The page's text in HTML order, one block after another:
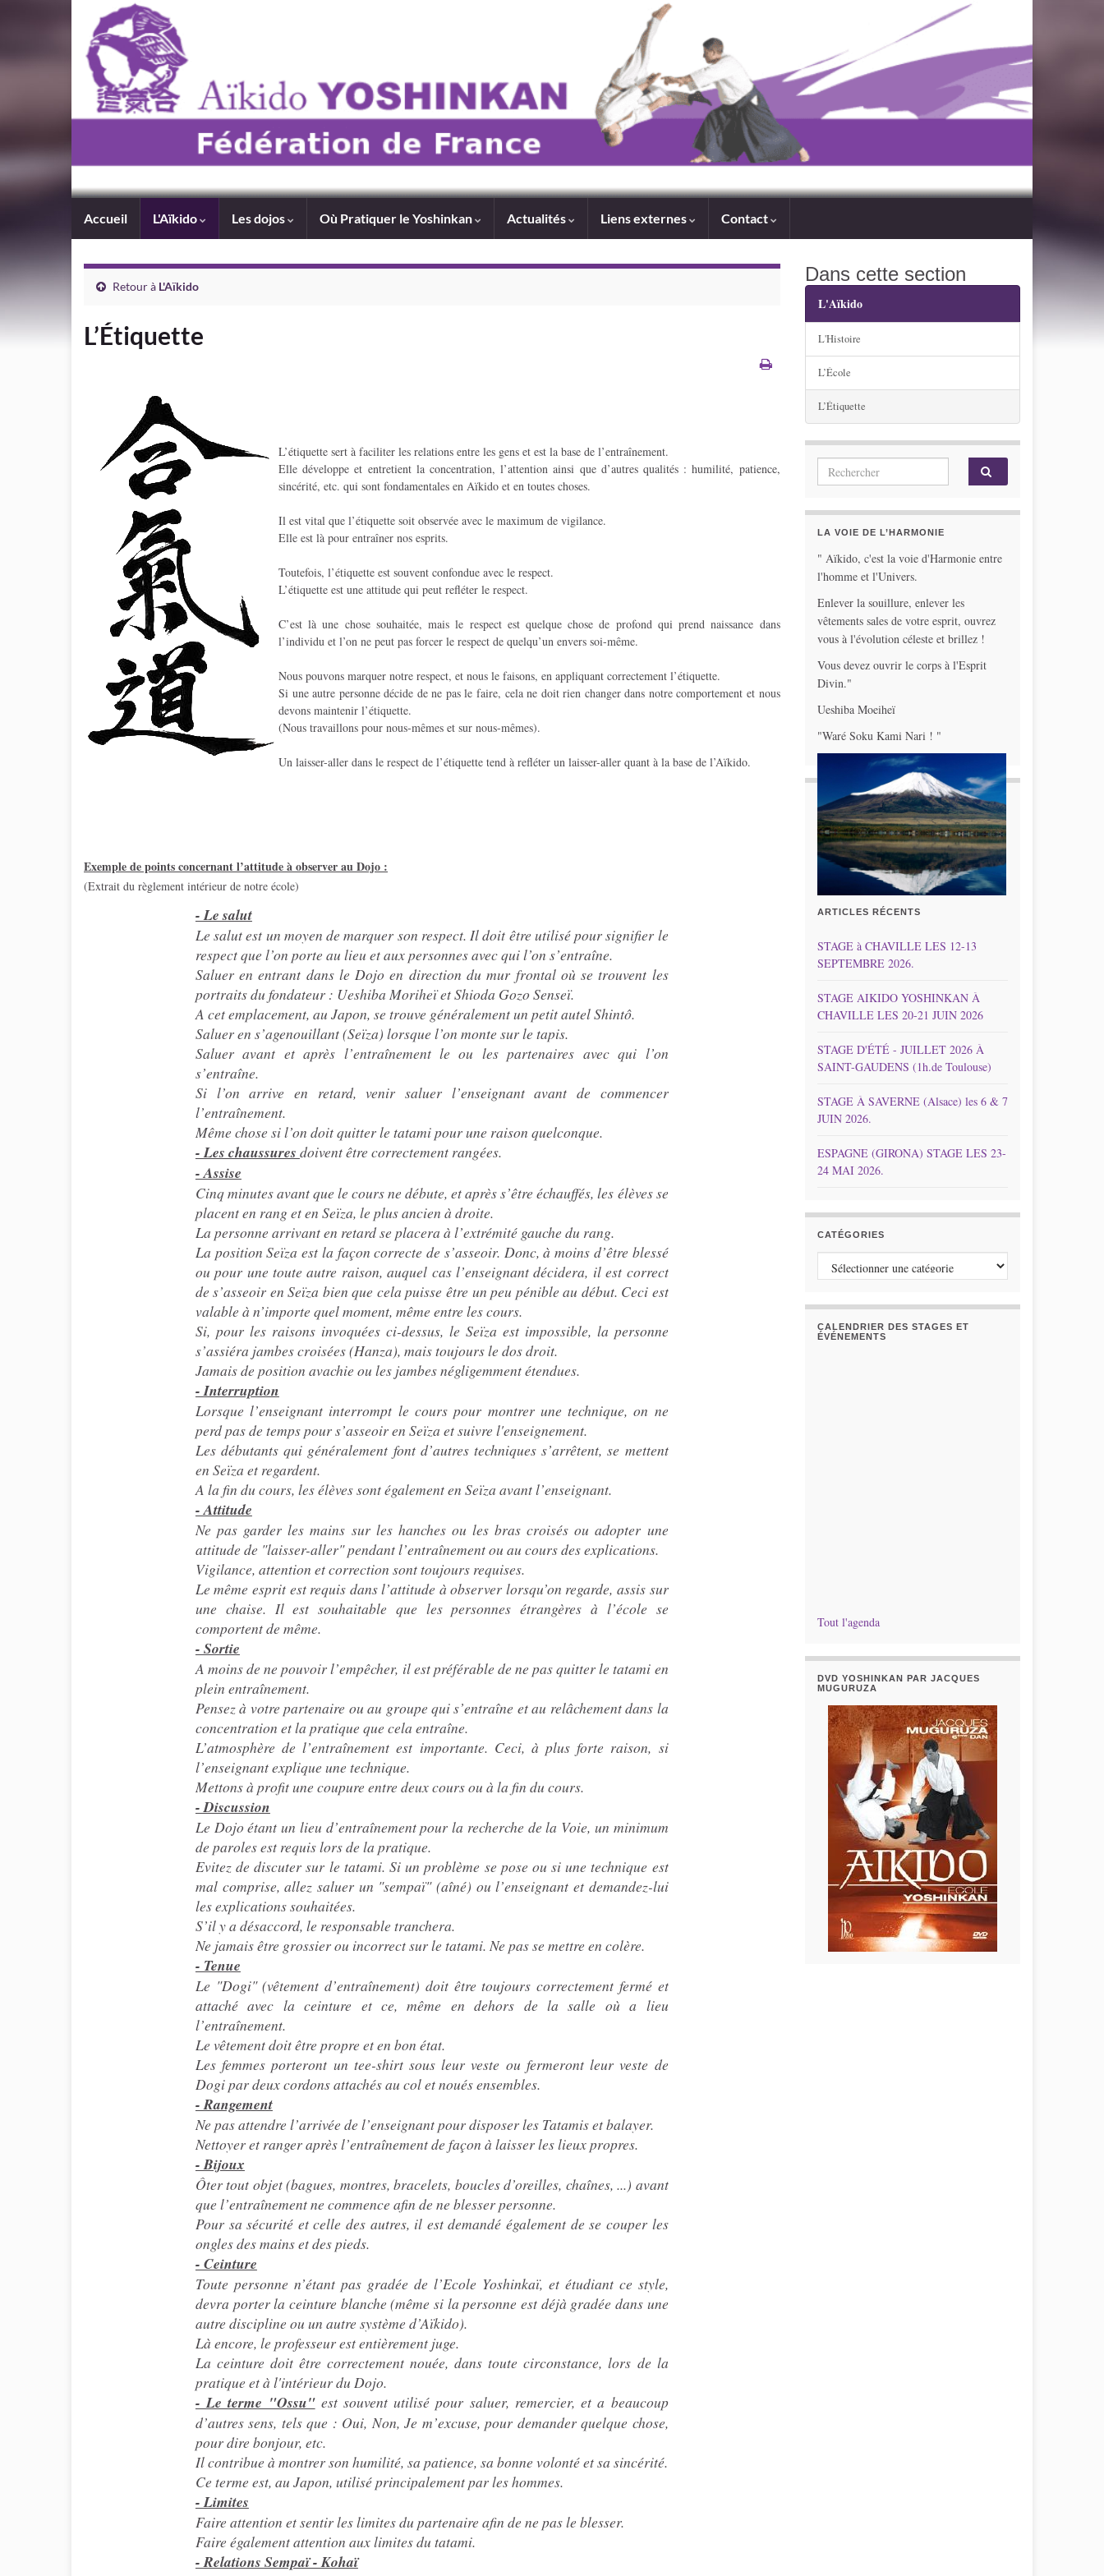
Accueil L'Aïkido Les dojos Où Pratiquer le Yoshinkan Actualités Liens externes Contact
Retour à L'Aïkido
L’Étiquette
L’étiquette sert à faciliter les relations entre les gens et est la base de l’entraînement.
Elle développe et entretient la concentration, l’attention ainsi que d’autres qualités : humilité, patience,
sincérité, etc. qui sont fondamentales en Aïkido et en toutes choses.
Il est vital que l’étiquette soit observée avec le maximum de vigilance.
Elle est là pour entraîner nos esprits.
Toutefois, l’étiquette est souvent confondue avec le respect.
L’étiquette est une attitude qui peut refléter le respect.
C’est là une chose souhaitée, mais le respect est quelque chose de profond qui prend naissance dans
l’individu et l’on ne peut pas forcer le respect de quelqu’un envers soi-même.
Nous pouvons marquer notre respect, et nous le faisons, en appliquant correctement l’étiquette.
Si une autre personne décide de ne pas le faire, cela ne doit rien changer dans notre comportement et nous
devons maintenir l’étiquette.
(Nous travaillons pour nous-mêmes et sur nous-mêmes).
Un laisser-aller dans le respect de l’étiquette tend à refléter un laisser-aller quant à la base de l’Aïkido.
Exemple de points concernant l’attitude à observer au Dojo :
(Extrait du règlement intérieur de notre école)
- Le salut
Le salut est un moyen de marquer son respect. Il doit être utilisé pour signifier le
respect que l’on porte au lieu et aux personnes avec qui l’on s’entraîne.
Saluer en entrant dans le Dojo en direction du mur frontal où se trouvent les
portraits du fondateur : Ueshiba Moriheï et Shioda Gozo Senseï.
A cet emplacement, au Japon, se trouve généralement un petit autel Shintô.
Saluer en s’agenouillant (Seïza) lorsque l’on monte sur le tapis.
Saluer avant et après l’entraînement le ou les partenaires avec qui l’on
s’entraîne.
Si l’on arrive en retard, venir saluer l’enseignant avant de commencer
l’entraînement.
Même chose si l’on doit quitter le tatami pour une raison quelconque.
- Les chaussures doivent être correctement rangées.
- Assise
Cinq minutes avant que le cours ne débute, et après s’être échauffés, les élèves se
placent en rang et en Seïza, le plus ancien à droite.
La personne arrivant en retard se placera à l’extrémité gauche du rang.
La position Seïza est la façon correcte de s’asseoir. Donc, à moins d’être blessé
ou pour une toute autre raison, auquel cas l’enseignant décidera, il est correct
de s’asseoir en Seïza bien que cela puisse être un peu pénible au début. Ceci est
valable à n’importe quel moment, même entre les cours.
Si, pour les raisons invoquées ci-dessus, le Seïza est impossible, la personne
s’assiéra jambes croisées (Hanza), mais toujours le dos droit.
Jamais de position avachie ou les jambes négligemment étendues.
- Interruption
Lorsque l’enseignant interrompt le cours pour montrer une technique, on ne
perd pas de temps pour s’asseoir en Seïza et suivre l'enseignement.
Les débutants qui généralement font d’autres techniques s’arrêtent, se mettent
en Seïza et regardent.
A la fin du cours, les élèves sont également en Seïza avant l’enseignant.
- Attitude
Ne pas garder les mains sur les hanches ou les bras croisés ou adopter une
attitude de "laisser-aller" pendant l’entraînement ou au cours des explications.
Vigilance, attention et correction sont toujours requises.
Le même esprit est requis dans l’attitude à observer lorsqu’on regarde, assis sur
une chaise. Il est souhaitable que les personnes étrangères à l’école se
comportent de même.
- Sortie
A moins de ne pouvoir l’empêcher, il est préférable de ne pas quitter le tatami en
plein entraînement.
Pensez à votre partenaire ou au groupe qui s’entraîne et au relâchement dans la
concentration et la pratique que cela entraîne.
L’atmosphère de l’entraînement est importante. Ceci, à plus forte raison, si
l’enseignant explique une technique.
Mettons à profit une coupure entre deux cours ou à la fin du cours.
- Discussion
Le Dojo étant un lieu d’entraînement pour la recherche de la Voie, un minimum
de paroles est requis lors de la pratique.
Evitez de discuter sur le tatami. Si un problème se pose ou si une technique est
mal comprise, allez saluer un "sempaï" (aîné) ou l’enseignant et demandez-lui
les explications souhaitées.
S’il y a désaccord, le responsable tranchera.
Ne jamais être grossier ou incorrect sur le tatami. Ne pas se mettre en colère.
- Tenue
Le "Dogi" (vêtement d’entraînement) doit être toujours correctement fermé et
attaché avec la ceinture et ce, même en dehors de la salle où a lieu
l’entraînement.
Le vêtement doit être propre et en bon état.
Les femmes porteront un tee-shirt sous leur veste ou fermeront leur veste de
Dogi par deux cordons attachés au col et noués ensembles.
- Rangement
Ne pas attendre l’arrivée de l’enseignant pour disposer les Tatamis et balayer.
Nettoyer et ranger après l’entraînement de façon à laisser les lieux propres.
- Bijoux
Ôter tout objet (bagues, montres, bracelets, boucles d’oreilles, chaînes, ...) avant
que l’entraînement ne commence afin de ne blesser personne.
Pour sa sécurité et celle des autres, il est demandé également de se couper les
ongles des mains et des pieds.
- Ceinture
Toute personne n’étant pas gradée de l’Ecole Yoshinkaï, et étudiant ce style,
devra porter la ceinture blanche (même si la personne est déjà gradée dans une
autre discipline ou un autre système d’Aïkido).
Là encore, le professeur est entièrement juge.
La ceinture doit être correctement nouée, dans toute circonstance, lors de la
pratique et à l'intérieur du Dojo.
- Le terme "Ossu"est souvent utilisé pour saluer, remercier, et a beaucoup
d’autres sens, tels que : Oui, Non, Je m’excuse, pour demander quelque chose,
pour dire bonjour, etc.
Il contribue à montrer son humilité, sa patience, sa bonne volonté et sa sincérité.
Ce terme est, au Japon, utilisé principalement par les hommes.
- Limites
Faire attention et sentir les limites du partenaire afin de ne pas le blesser.
Faire également attention aux limites du tatami.
- Relations Sempaï - Kohaï
Dans cette section
L'Aïkido
L'Histoire
L’École
L’Étiquette
Search for:
LA VOIE DE L’HARMONIE
" Aïkido, c'est la voie d'Harmonie entre
l'homme et l'Univers.
Enlever la souillure, enlever les
vêtements sales de votre esprit, ouvrez
vous à l'évolution céleste et brillez !
Vous devez ouvrir le corps à l'Esprit
Divin."
Ueshiba Moeiheï
"Waré Soku Kami Nari ! "
ARTICLES RÉCENTS
STAGE à CHAVILLE LES 12-13
SEPTEMBRE 2026.
STAGE AIKIDO YOSHINKAN À
CHAVILLE LES 20-21 JUIN 2026
STAGE D'ÉTÉ - JUILLET 2026 À
SAINT-GAUDENS (1h.de Toulouse)
STAGE À SAVERNE (Alsace) les 6 & 7
JUIN 2026.
ESPAGNE (GIRONA) STAGE LES 23-
24 MAI 2026.
CATÉGORIES
Catégories
CALENDRIER DES STAGES ET
ÉVÉNEMENTS
Tout l'agenda
DVD YOSHINKAN PAR JACQUES
MUGURUZA